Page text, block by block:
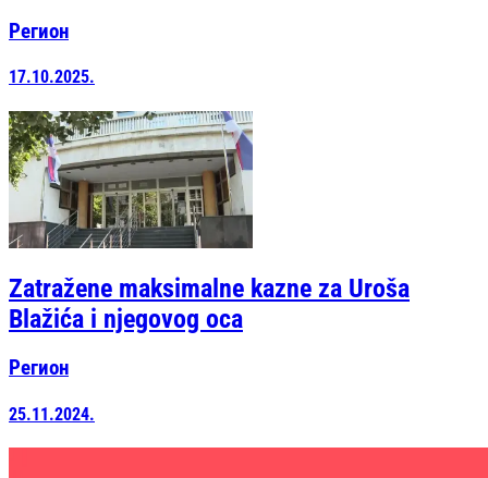
Регион
17.10.2025.
Zatražene maksimalne kazne za Uroša
Blažića i njegovog oca
Регион
25.11.2024.